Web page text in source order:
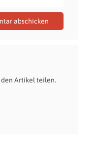
den Artikel teilen.